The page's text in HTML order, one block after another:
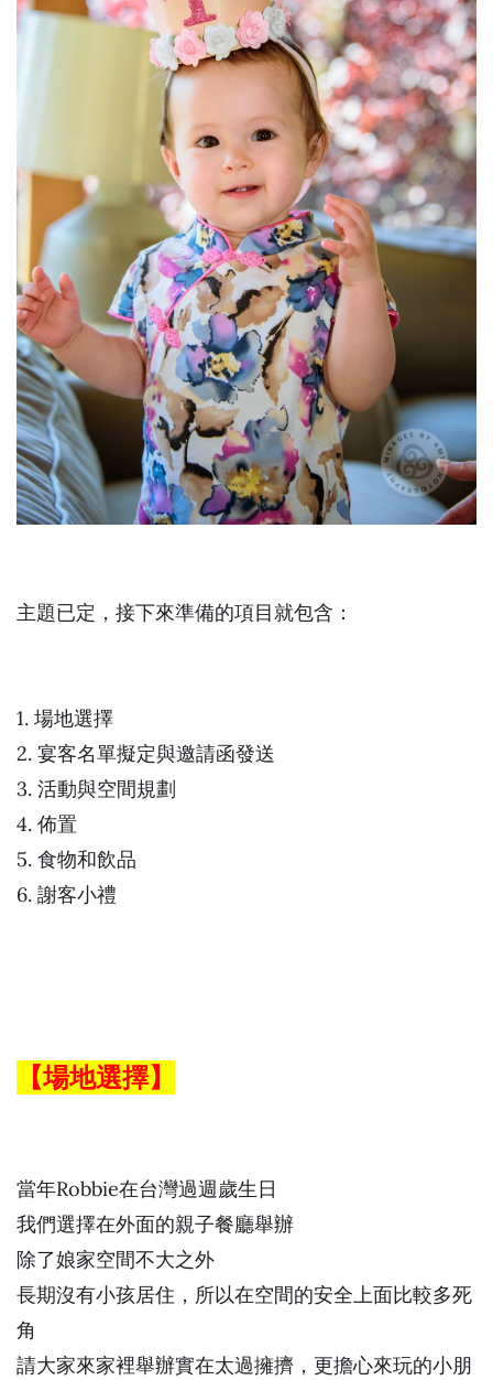
主題已定，接下來準備的項目就包含：
1. 場地選擇
2. 宴客名單擬定與邀請函發送
3. 活動與空間規劃
4. 佈置
5. 食物和飲品
6. 謝客小禮
【場地選擇】
當年Robbie在台灣過週歲生日
我們選擇在外面的親子餐廳舉辦
除了娘家空間不大之外
長期沒有小孩居住，所以在空間的安全上面比較多死
角
請大家來家裡舉辦實在太過擁擠，更擔心來玩的小朋